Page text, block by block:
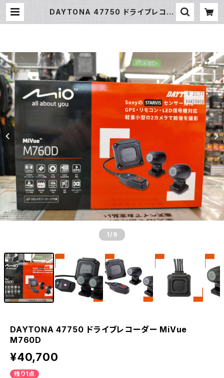
DAYTONA 47750 ドライブレコー
1 /9
DAYTONA 47750 ドライブレコーダー MiVue
M760D
¥40,700
残り1点